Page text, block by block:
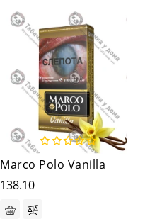
Marco Polo Vanilla
138.10